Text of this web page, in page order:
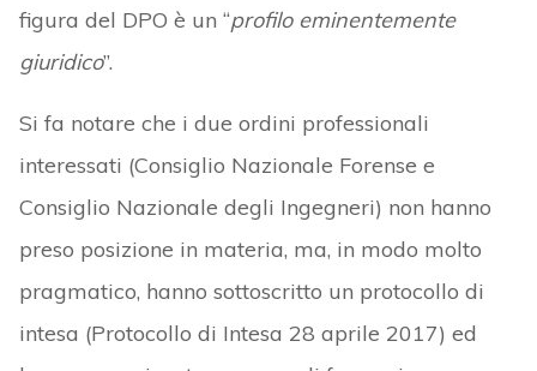
figura del DPO è un “profilo eminentemente
giuridico”.
Si fa notare che i due ordini professionali
interessati (Consiglio Nazionale Forense e
Consiglio Nazionale degli Ingegneri) non hanno
preso posizione in materia, ma, in modo molto
pragmatico, hanno sottoscritto un protocollo di
intesa (Protocollo di Intesa 28 aprile 2017) ed